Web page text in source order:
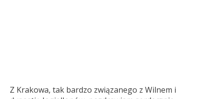
Z Krakowa, tak bardzo związanego z Wilnem i